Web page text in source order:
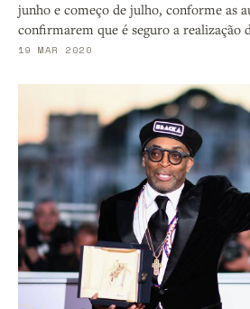
junho e começo de julho, conforme as
confirmarem que é seguro a realização
19 MAR 2020